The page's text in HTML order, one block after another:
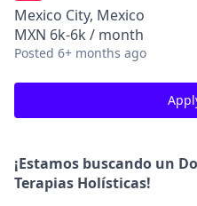
Mexico City, Mexico
MXN 6k-6k / month
Posted 6+ months ago
¡Estamos buscando un
Terapias Holísticas!